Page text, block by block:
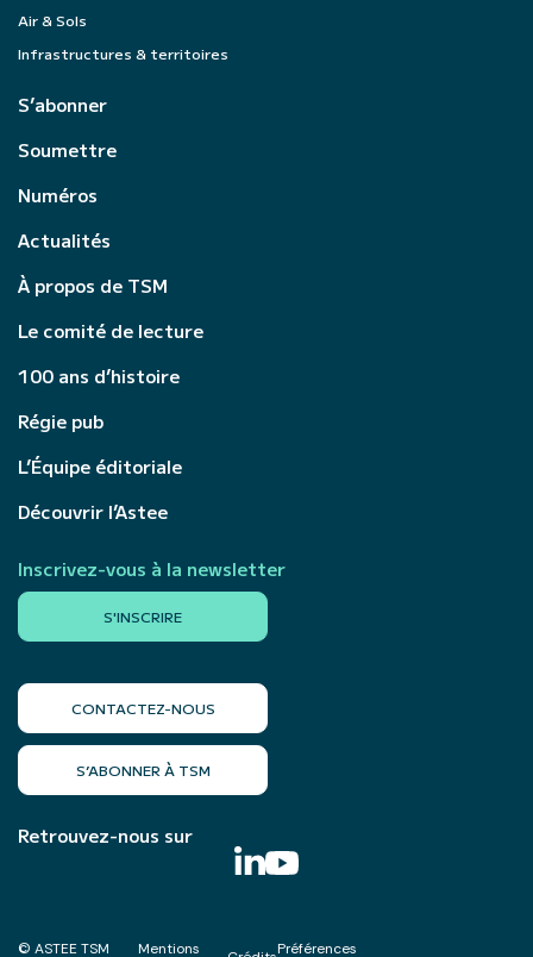
Air & Sols
Infrastructures & territoires
S’abonner
Soumettre
Numéros
Actualités
À propos de TSM
Le comité de lecture
100 ans d’histoire
Régie pub
L’Équipe éditoriale
Découvrir l’Astee
Inscrivez-vous à la newsletter
S'INSCRIRE
CONTACTEZ-NOUS
S’ABONNER À TSM
Retrouvez-nous sur
© ASTEE TSM
Mentions
Préférences